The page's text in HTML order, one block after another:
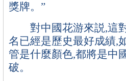
獎牌。”
對中國花游來説,這對
名已經是歷史最好成績,
管是什麼顏色,都將是中
破。